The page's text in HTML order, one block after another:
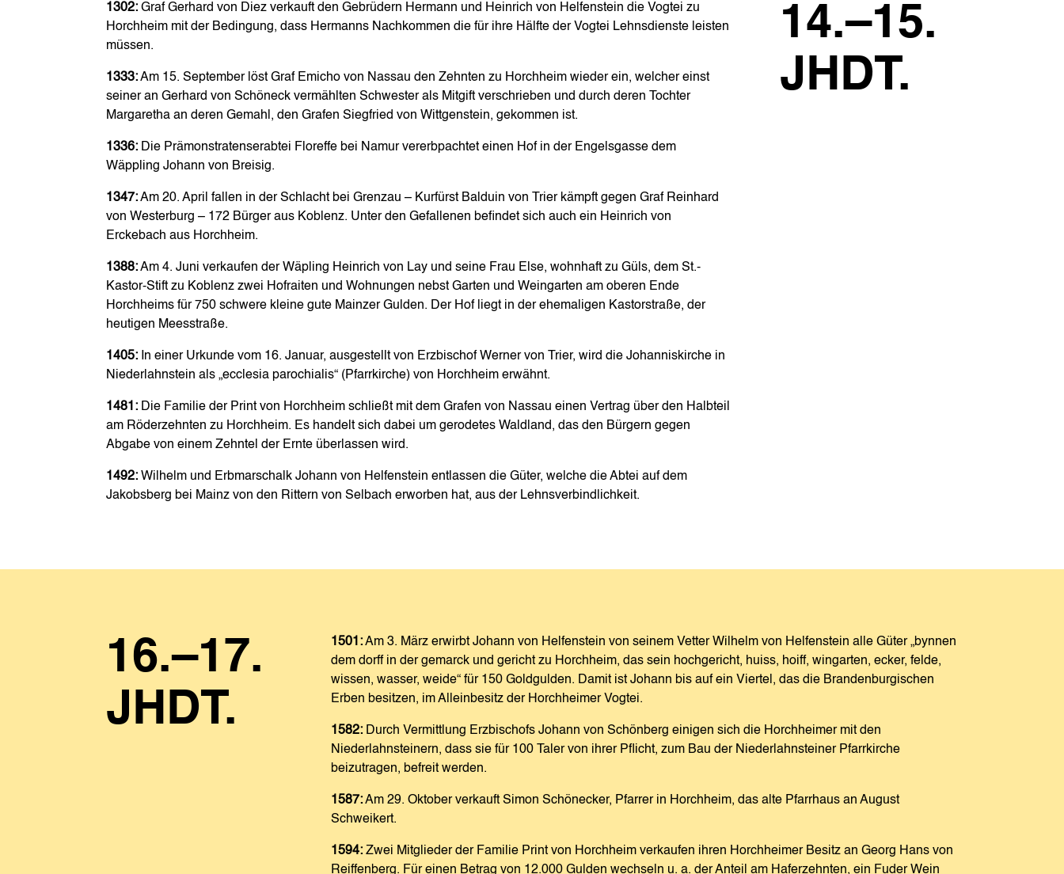
1302: Graf Gerhard von Diez verkauft den Gebrüdern Hermann und Heinrich von Helfenstein die Vogtei zu
Horchheim mit der Bedingung, dass Hermanns Nachkommen die für ihre Hälfte der Vogtei Lehnsdienste leisten
müssen.
1333:Am 15. September löst Graf Emicho von Nassau den Zehnten zu Horchheim wieder ein, welcher einst
seiner an Gerhard von Schöneck vermählten Schwester als Mitgift verschrieben und durch deren Tochter
Margaretha an deren Gemahl, den Grafen Siegfried von Wittgenstein, gekommen ist.
1336: Die Prämonstratenserabtei Floreffe bei Namur vererbpachtet einen Hof in der Engelsgasse dem
Wäppling Johann von Breisig.
1347:Am 20. April fallen in der Schlacht bei Grenzau – Kurfürst Balduin von Trier kämpft gegen Graf Reinhard
von Westerburg – 172 Bürger aus Koblenz. Unter den Gefallenen befindet sich auch ein Heinrich von
Erckebach aus Horchheim.
1388:Am 4. Juni verkaufen der Wäpling Heinrich von Lay und seine Frau Else, wohnhaft zu Güls, dem St.-
Kastor-Stift zu Koblenz zwei Hofraiten und Wohnungen nebst Garten und Weingarten am oberen Ende
Horchheims für 750 schwere kleine gute Mainzer Gulden. Der Hof liegt in der ehemaligen Kastorstraße, der
heutigen Meesstraße.
1405: In einer Urkunde vom 16. Januar, ausgestellt von Erzbischof Werner von Trier, wird die Johanniskirche in
Niederlahnstein als „ecclesia parochialis“ (Pfarrkirche) von Horchheim erwähnt.
1481: Die Familie der Print von Horchheim schließt mit dem Grafen von Nassau einen Vertrag über den Halbteil
am Röderzehnten zu Horchheim. Es handelt sich dabei um gerodetes Waldland, das den Bürgern gegen
Abgabe von einem Zehntel der Ernte überlassen wird.
1492: Wilhelm und Erbmarschalk Johann von Helfenstein entlassen die Güter, welche die Abtei auf dem
Jakobsberg bei Mainz von den Rittern von Selbach erworben hat, aus der Lehnsverbindlichkeit.
14.–15.
JHDT.
16.–17.
JHDT.
1501:Am 3. März erwirbt Johann von Helfenstein von seinem Vetter Wilhelm von Helfenstein alle Güter „bynnen
dem dorff in der gemarck und gericht zu Horchheim, das sein hochgericht, huiss, hoiff, wingarten, ecker, felde,
wissen, wasser, weide“ für 150 Goldgulden. Damit ist Johann bis auf ein Viertel, das die Brandenburgischen
Erben besitzen, im Alleinbesitz der Horchheimer Vogtei.
1582:Durch Vermittlung Erzbischofs Johann von Schönberg einigen sich die Horchheimer mit den
Niederlahnsteinern, dass sie für 100 Taler von ihrer Pflicht, zum Bau der Niederlahnsteiner Pfarrkirche
beizutragen, befreit werden.
1587:Am 29. Oktober verkauft Simon Schönecker, Pfarrer in Horchheim, das alte Pfarrhaus an August
Schweikert.
1594:Zwei Mitglieder der Familie Print von Horchheim verkaufen ihren Horchheimer Besitz an Georg Hans von
Reiffenberg. Für einen Betrag von 12.000 Gulden wechseln u. a. der Anteil am Haferzehnten, ein Fuder Wein